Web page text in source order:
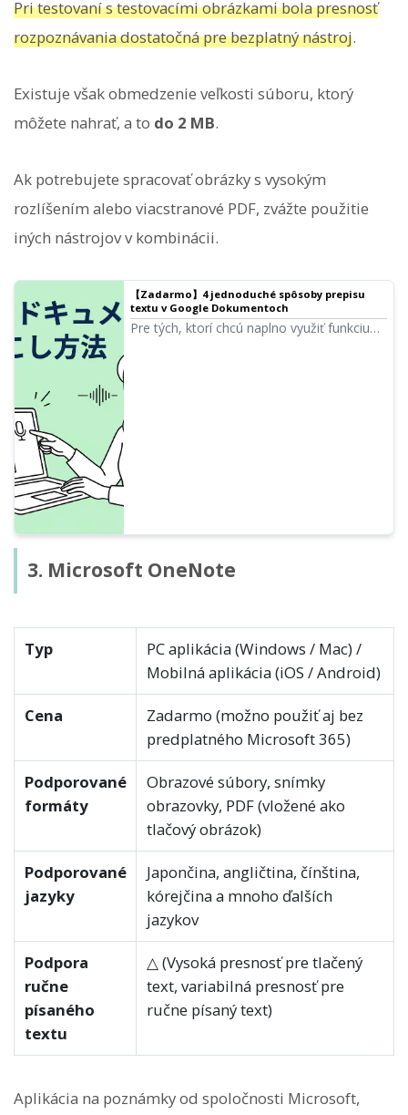
Pri testovaní s testovacími obrázkami bola presnosť
rozpoznávania dostatočná pre bezplatný nástroj.
Existuje však obmedzenie veľkosti súboru, ktorý
môžete nahrať, a to do 2 MB.
Ak potrebujete spracovať obrázky s vysokým
rozlíšením alebo viacstranové PDF, zvážte použitie
iných nástrojov v kombinácii.
【Zadarmo】4 jednoduché spôsoby prepisu
textu v Google Dokumentoch
Pre tých, ktorí chcú naplno využiť funkciu
3. Microsoft OneNote
Typ
PC aplikácia (Windows / Mac) /
Mobilná aplikácia (iOS / Android)
Cena
Zadarmo (možno použiť aj bez
predplatného Microsoft 365)
Podporované
formáty
Obrazové súbory, snímky
obrazovky, PDF (vložené ako
tlačový obrázok)
Podporované
jazyky
Japončina, angličtina, čínština,
kórejčina a mnoho ďalších
jazykov
Podpora
ručne
písaného
textu
△ (Vysoká presnosť pre tlačený
text, variabilná presnosť pre
ručne písaný text)
Aplikácia na poznámky od spoločnosti Microsoft,